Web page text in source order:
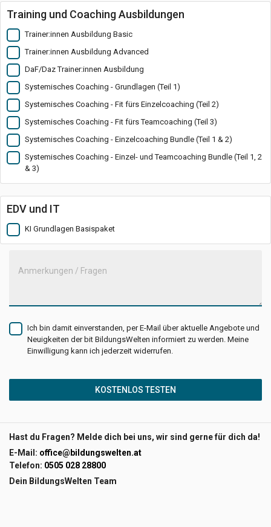
Training und Coaching Ausbildungen
Trainer:innen Ausbildung Basic
Trainer:innen Ausbildung Advanced
DaF/Daz Trainer:innen Ausbildung
Systemisches Coaching - Grundlagen (Teil 1)
Systemisches Coaching - Fit fürs Einzelcoaching (Teil 2)
Systemisches Coaching - Fit fürs Teamcoaching (Teil 3)
Systemisches Coaching - Einzelcoaching Bundle (Teil 1 & 2)
Systemisches Coaching - Einzel- und Teamcoaching Bundle (Teil 1, 2
& 3)
EDV und IT
KI Grundlagen Basispaket
Anmerkungen / Fragen
Ich bin damit einverstanden, per E-Mail über aktuelle Angebote und
Neuigkeiten der bit BildungsWelten informiert zu werden. Meine
Einwilligung kann ich jederzeit widerrufen.
KOSTENLOS TESTEN
Hast du Fragen? Melde dich bei uns, wir sind gerne für dich da!
E-Mail: office@bildungswelten.at
Telefon: 0505 028 28800
Dein BildungsWelten Team